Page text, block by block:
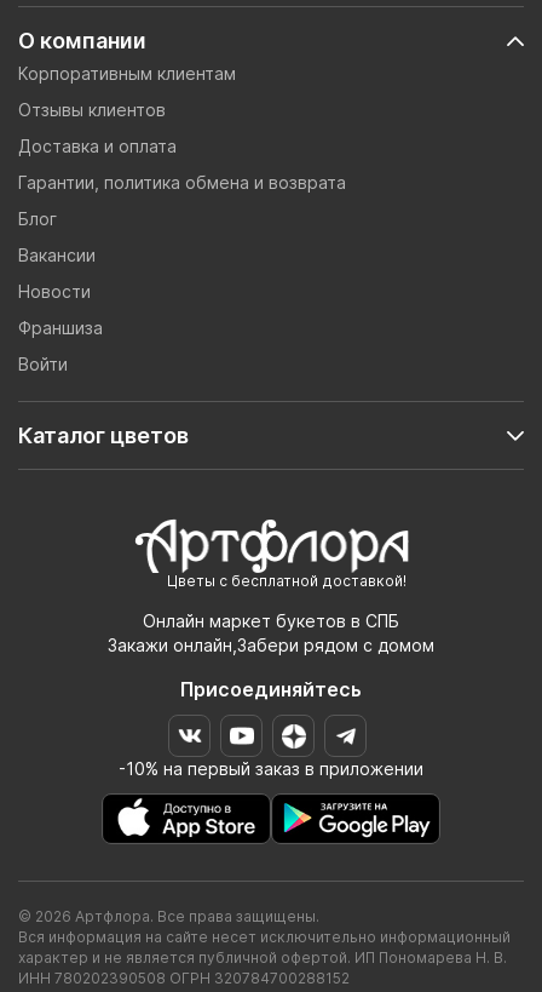
Цветы с бесплатной доставкой!
Онлайн маркет букетов в СПБ
Закажи онлайн,Забери рядом с домом
Присоединяйтесь
-10% на первый заказ в приложении
О компании
Корпоративным клиентам
Отзывы клиентов
Доставка и оплата
Гарантии, политика обмена и возврата
Блог
Вакансии
Новости
Франшиза
Войти
Каталог цветов
© 2026 Артфлора. Все права защищены.
Вся информация на сайте несет исключительно информационный
характер и не является публичной офертой. ИП Пономарева Н. В.
ИНН 780202390508 ОГРН 320784700288152